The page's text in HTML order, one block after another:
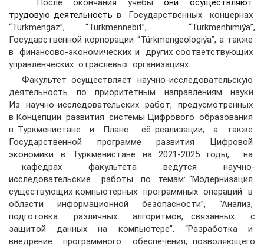
После окончания учёбыони осуществляют
трудовую деятельность в Государственных концернах
“Türkmengaz”, “Türkmennebit”, “Türkmenhimiýa”,
Государственной корпорации “Türkmengeologiýa”, а также
в финансово-экономических и других соответствующих
управленческих отраслевых организациях.
Факультет осуществляет научно-исследовательскую
деятельность по приоритетным направлениям науки.
Из научно-исследовательских работ, предусмотренных
в Концепции развития системы Цифрового образования
в Туркменистане и Плане её реализации, а также
Государственной программе развития Цифровой
экономики в Туркменистане на 2021-2025 годы, на
кафедрах факультета ведутся научно-
исследовательские работы по темам: “Модернизация
существующих компьютерных программных операций в
области информационной безопасности”, “Анализ,
подготовка различных алгоритмов, связанных с
защитой данных на компьютере”, “Разработка и
внедрение программного обеспечения, позволяющего